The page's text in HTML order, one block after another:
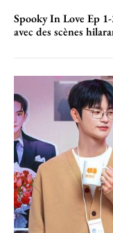
Spooky In Love Ep
avec des scènes